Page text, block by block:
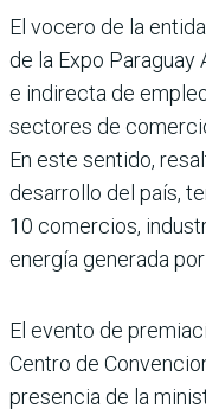
El vocero de la
de la Expo
e indirecta de
sectores de
En este sentido,
desarrollo del país,
10 comercios,
energía generada
El evento de
Centro de
presencia de la